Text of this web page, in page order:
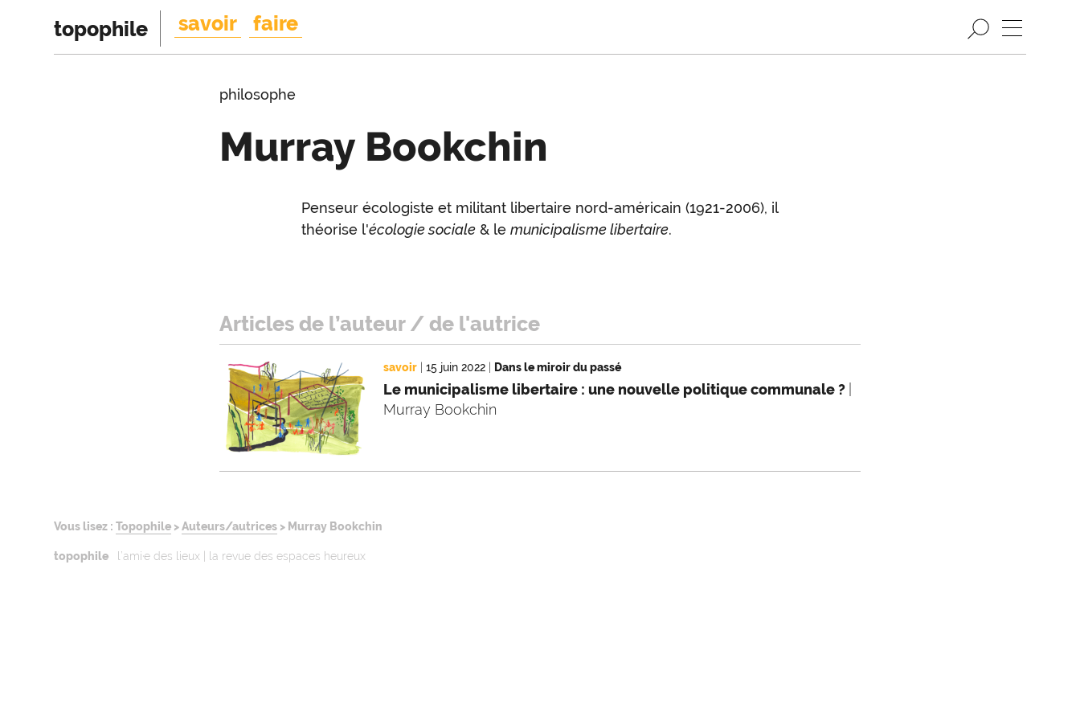
topophile savoir faire
philosophe
Murray Bookchin
Introduction
Introduction
Penseur écologiste et militant libertaire nord-américain (1921-2006), il
théorise l'écologie sociale & lemunicipalisme libertaire.
Articles de l’auteur / de l'autrice
savoir |15 juin 2022 Dans le miroir du passé
Le municipalisme libertaire : une nouvelle politique communale ?
Murray Bookchin
Vous lisez : Topophile >Auteurs/autrices > Murray Bookchin
topophile l’ami·e des lieux | la revue des espaces heureux